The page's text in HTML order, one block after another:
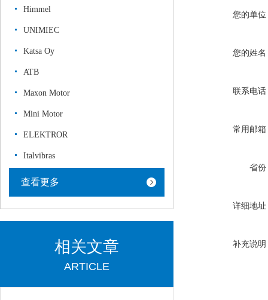
Himmel
UNIMIEC
Katsa Oy
ATB
Maxon Motor
Mini Motor
ELEKTROR
Italvibras
查看更多
相关文章
ARTICLE
您的单位
您的姓名
联系电话
常用邮箱
省份
详细地址
补充说明